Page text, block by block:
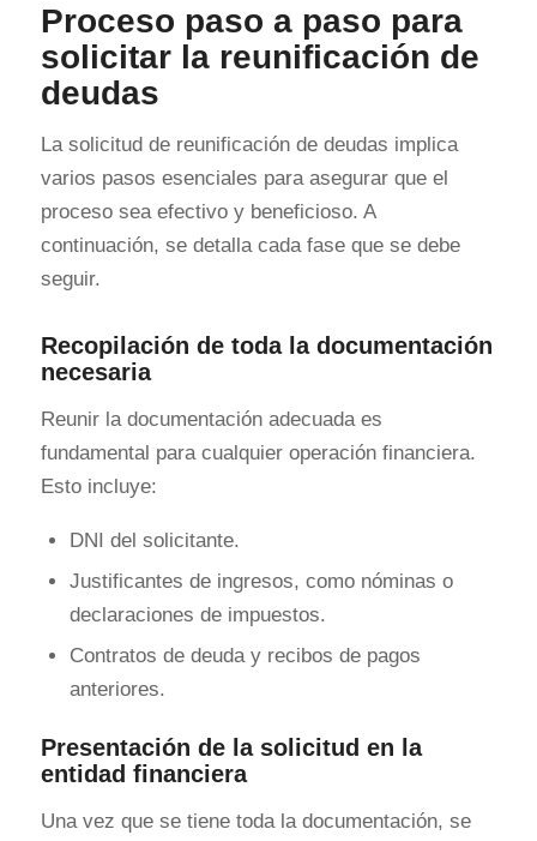
Proceso paso a paso para
solicitar la reunificación de
deudas
La solicitud de reunificación de deudas implica
varios pasos esenciales para asegurar que el
proceso sea efectivo y beneficioso. A
continuación, se detalla cada fase que se debe
seguir.
Recopilación de toda la documentación
necesaria
Reunir la documentación adecuada es
fundamental para cualquier operación financiera.
Esto incluye:
DNI del solicitante.
Justificantes de ingresos, como nóminas o
declaraciones de impuestos.
Contratos de deuda y recibos de pagos
anteriores.
Presentación de la solicitud en la
entidad financiera
Una vez que se tiene toda la documentación, se